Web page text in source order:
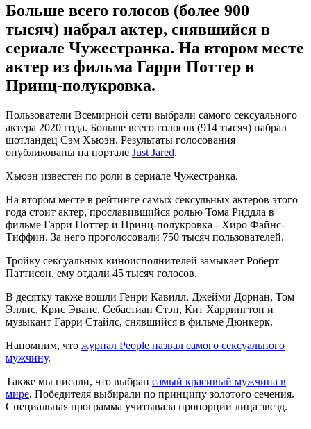
Больше всего голосов (более 900
тысяч) набрал актер, снявшийся в
сериале Чужестранка. На втором месте
актер из фильма Гарри Поттер и
Принц-полукровка.
Пользователи Всемирной сети выбрали самого сексуального
актера 2020 года. Больше всего голосов (914 тысяч) набрал
шотландец Сэм Хьюэн. Результаты голосования
опубликованы на портале Just Jared.
Хьюэн известен по роли в сериале Чужестранка.
На втором месте в рейтинге самых сексульных актеров этого
года стоит актер, прославившийся ролью Тома Риддла в
фильме Гарри Поттер и Принц-полукровка - Хиро Файнс-
Тиффин. За него проголосовали 750 тысяч пользователей.
Тройку сексуальных киноисполнителей замыкает Роберт
Паттисон, ему отдали 45 тысяч голосов.
В десятку также вошли Генри Кавилл, Джейми Дорнан, Том
Эллис, Крис Эванс, Себастиан Стэн, Кит Харрингтон и
музыкант Гарри Стайлс, снявшийся в фильме Дюнкерк.
Напомним, что журнал People назвал самого сексуального
мужчину.
Также мы писали, что выбран самый красивый мужчина в
мире. Победителя выбирали по принципу золотого сечения.
Специальная программа учитывала пропорции лица звезд.